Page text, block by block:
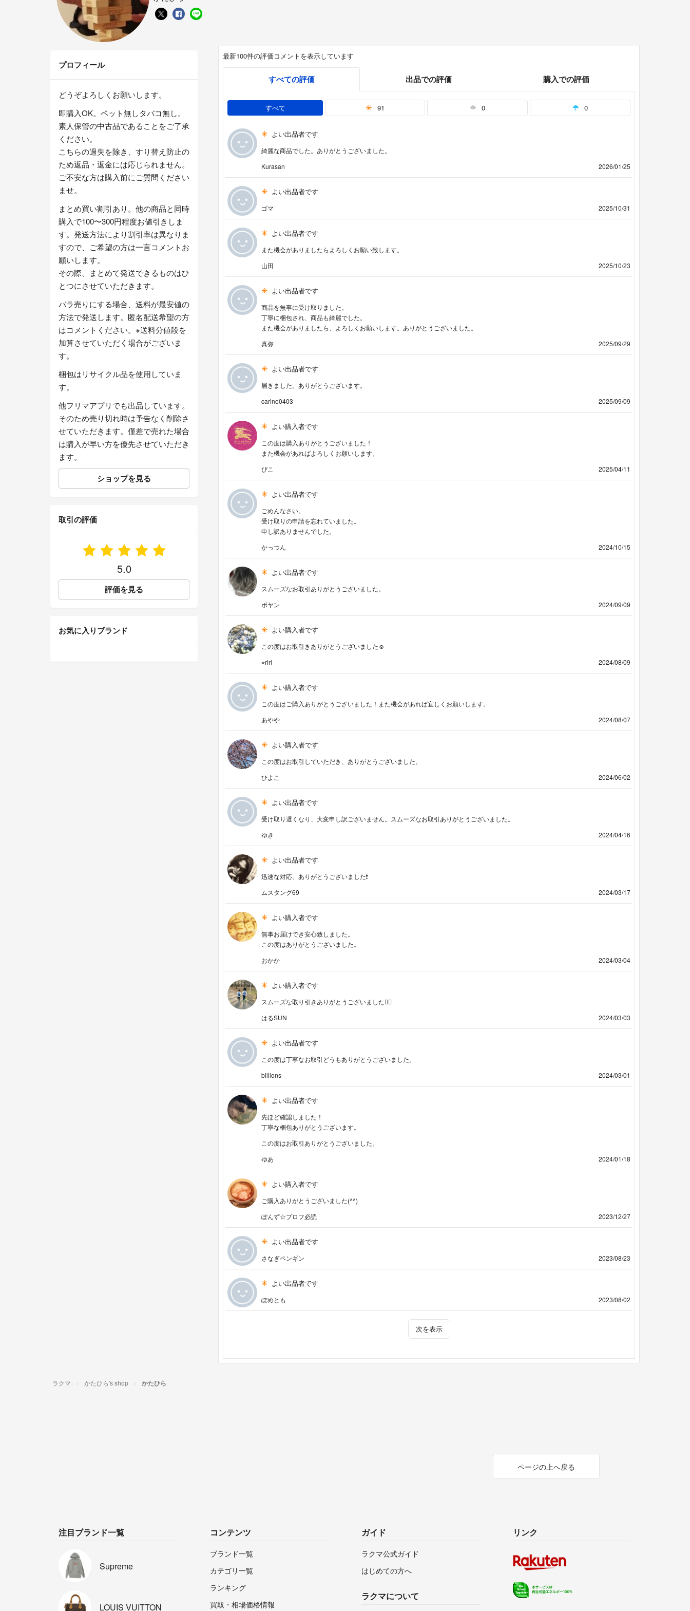
最新100件の評価コメントを表示しています
すべての評価 出品での評価 購入での評価
すべて 91 0 0
よい出品者です
綺麗な商品でした。ありがとうございました。
Kurasan
2026/01/25
よい出品者です
ゴマ 2025/10/31
よい出品者です
また機会がありましたらよろしくお願い致します。
山田
2025/10/23
よい出品者です
商品を無事に受け取りました。
丁寧に梱包され、商品も綺麗でした。
また機会がありましたら、よろしくお願いします。ありがとうございました。
真弥
2025/09/29
よい出品者です
届きました。ありがとうございます。
carino0403
2025/09/09
よい購入者です
この度は購入ありがとうございました！
また機会があればよろしくお願いします。
ぴこ
2025/04/11
よい出品者です
ごめんなさい。
受け取りの申請を忘れていました。
申し訳ありませんでした。
かっつん
2024/10/15
よい出品者です
スムーズなお取引ありがとうございました。
ボヤン
2024/09/09
よい購入者です
この度はお取引きありがとうございました☺︎
⭐︎riri
2024/08/09
よい購入者です
この度はご購入ありがとうございました！また機会があれば宜しくお願いします。
あやや
2024/08/07
よい購入者です
この度はお取引していただき、ありがとうございました。
ひよこ
2024/06/02
よい出品者です
受け取り遅くなり、大変申し訳ございません。スムーズなお取引ありがとうございました。
ゆき
2024/04/16
よい出品者です
迅速な対応、ありがとうございました❗
ムスタング69
2024/03/17
よい購入者です
無事お届けでき安心致しました。
この度はありがとうございました。
おかか
2024/03/04
よい購入者です
スムーズな取り引きありがとうございました🙇‍♀️
はるSUN
2024/03/03
よい出品者です
この度は丁寧なお取引どうもありがとうございました。
billions
2024/03/01
よい出品者です
先ほど確認しました！
丁寧な梱包ありがとうございます。
この度はお取引ありがとうございました。
ゆあ
2024/01/18
よい購入者です
ご購入ありがとうございました(^^)
ぽんず☆プロフ必読
2023/12/27
よい出品者です
さなぎペンギン 2023/08/23
よい出品者です
ぽめとも 2023/08/02
次を表示
プロフィール
どうぞよろしくお願いします。
即購入OK。ペット無しタバコ無し。
素人保管の中古品であることをご了承
ください。
こちらの過失を除き、すり替え防止の
ため返品・返金には応じられません。
ご不安な方は購入前にご質問ください
ませ。
まとめ買い割引あり。他の商品と同時
購入で100〜300円程度お値引きしま
す。発送方法により割引率は異なりま
すので、ご希望の方は一言コメントお
願いします。
その際、まとめて発送できるものはひ
とつにさせていただきます。
バラ売りにする場合、送料が最安値の
方法で発送します。匿名配送希望の方
はコメントください。※送料分値段を
加算させていただく場合がございま
す。
梱包はリサイクル品を使用していま
す。
他フリマアプリでも出品しています。
そのため売り切れ時は予告なく削除さ
せていただきます。僅差で売れた場合
は購入が早い方を優先させていただき
ます。
ショップを見る
取引の評価
5.0
評価を見る
お気に入りブランド
ラクマ かたひら's shop かたひら
ページの上へ戻る
注目ブランド一覧
Supreme
LOUIS VUITTON
コンテンツ
ブランド一覧
カテゴリ一覧
ランキング
買取・相場価格情報
ガイド
ラクマ公式ガイド
はじめての方へ
ラクマについて
リンク